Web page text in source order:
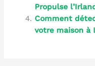
Propulse
Comment
votre maison à